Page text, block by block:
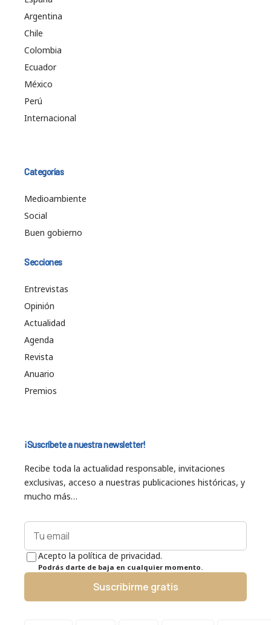
Argentina
Chile
Colombia
Ecuador
México
Perú
Internacional
Categorías
Medioambiente
Social
Buen gobierno
Secciones
Entrevistas
Opinión
Actualidad
Agenda
Revista
Anuario
Premios
¡Suscríbete a nuestra newsletter!
Recibe toda la actualidad responsable, invitaciones
exclusivas, acceso a nuestras publicaciones históricas, y
mucho más…
Acepto la política de privacidad.
Podrás darte de baja en cualquier momento.
Suscribirme gratis